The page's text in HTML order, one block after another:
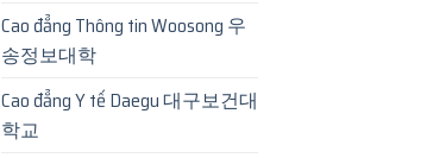
Cao đẳng Thông tin Woosong 우
송정보대학
Cao đẳng Y tế Daegu 대구보건대
학교